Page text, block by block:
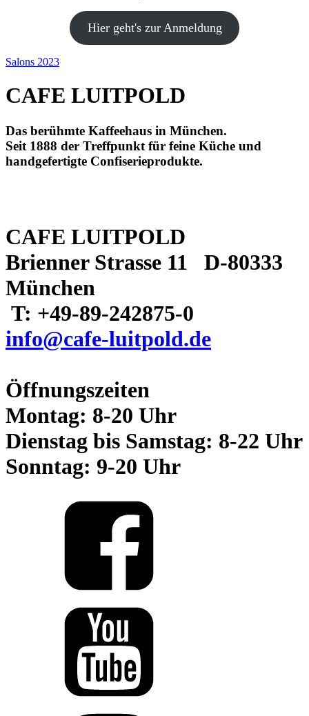
Hier geht's zur Anmeldung
Salons 2023
CAFE LUITPOLD
Das berühmte Kaffeehaus in München.
Seit 1888 der Treffpunkt für feine Küche und
handgefertigte Confiserieprodukte.
CAFE LUITPOLD
Brienner Strasse 11 D-80333
München
T: +49-89-242875-0
info@cafe-luitpold.de
Öffnungszeiten
Montag: 8-20 Uhr
Dienstag bis Samstag: 8-22 Uhr
Sonntag: 9-20 Uhr